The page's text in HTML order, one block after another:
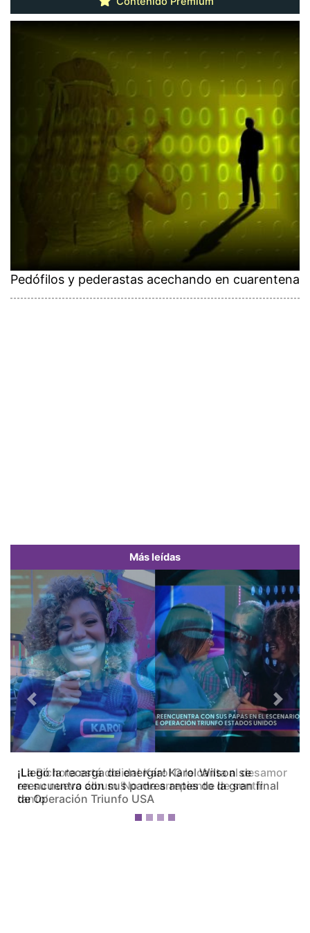
Pedófilos y pederastas acechando en cuarentena
Más leídas
¡La Bichota está dolida! Karol G le canta al desamor
en su nuevo álbum ‘No me arrepiento de sentir
tanto’
Previous Next